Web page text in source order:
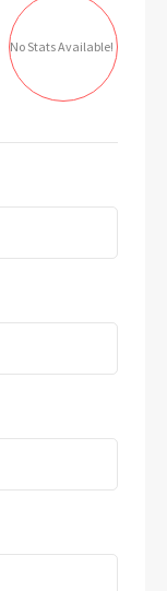
No Stats Available!